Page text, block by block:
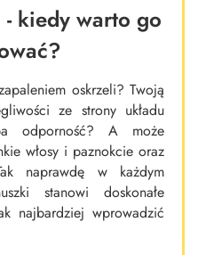
kiedy warto go
oskrzeli? Twoją
ze strony układu
odporność? A może
włosy i paznokcie oraz
naprawdę w każdym
stanowi doskonałe
najbardziej wprowadzić